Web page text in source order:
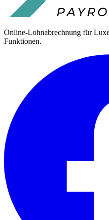
Online-Lohnabrechnung für
Funktionen.